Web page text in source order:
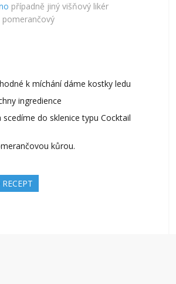
případně jiný višňový likér
pomerančový
k míchání dáme kostky ledu
ingredience
scedíme do sklenice typu Cocktail
kůrou.